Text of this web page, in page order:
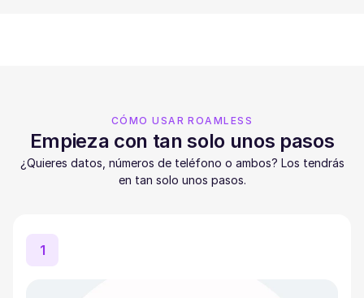
CÓMO USAR ROAMLESS
Empieza con tan solo unos pasos
¿Quieres datos, números de teléfono o ambos? Los tendrás
en tan solo unos pasos.
1